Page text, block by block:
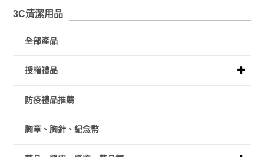
3C清潔用品
全部產品
授權禮品
防疫禮品推薦
胸章、胸針、紀念幣